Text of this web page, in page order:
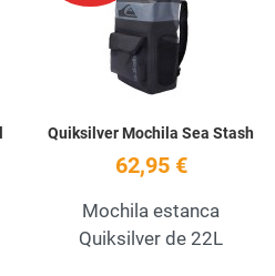
Quiksilver Mochila Sea Stash
62,95 €
Mochila estanca
Quiksilver de 22L